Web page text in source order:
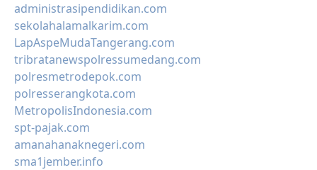
administrasipendidikan.com
sekolahalamalkarim.com
LapAspeMudaTangerang.com
tribratanewspolressumedang.com
polresmetrodepok.com
polresserangkota.com
MetropolisIndonesia.com
spt-pajak.com
amanahanaknegeri.com
sma1jember.info